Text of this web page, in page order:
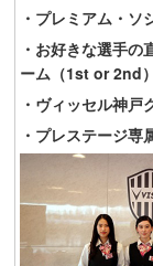
・プレミアム・
・お好きな選手
ーム（1st or 2nd
・ヴィッセル神戸
・プレステージ